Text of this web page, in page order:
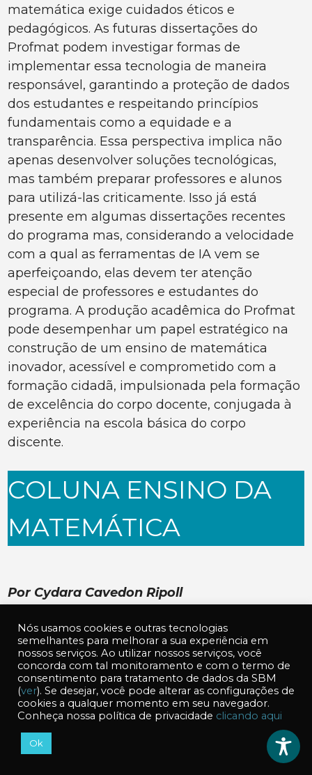
matemática exige cuidados éticos e
pedagógicos. As futuras dissertações do
Profmat podem investigar formas de
implementar essa tecnologia de maneira
responsável, garantindo a proteção de dados
dos estudantes e respeitando princípios
fundamentais como a equidade e a
transparência. Essa perspectiva implica não
apenas desenvolver soluções tecnológicas,
mas também preparar professores e alunos
para utilizá-las criticamente. Isso já está
presente em algumas dissertações recentes
do programa mas, considerando a velocidade
com a qual as ferramentas de IA vem se
aperfeiçoando, elas devem ter atenção
especial de professores e estudantes do
programa. A produção acadêmica do Profmat
pode desempenhar um papel estratégico na
construção de um ensino de matemática
inovador, acessível e comprometido com a
formação cidadã, impulsionada pela formação
de excelência do corpo docente, conjugada à
experiência na escola básica do corpo
discente.
COLUNA ENSINO DA
MATEMÁTICA
Por Cydara Cavedon Ripoll
Convido Luísa Rodríguez Doering e
Franciele Meinerz Wermann para
apresentarem o material concreto ábaco
(mencionado na BNCC) para o estudo dos
números inteiros e sua experiência com
estudantes da Educação Básica. Luísa é
professora da UFRGS, ligada ao Programa de
Mestrado em Ensino de Matemática e
Nós usamos cookies e outras tecnologias
semelhantes para melhorar a sua experiência em
nossos serviços. Ao utilizar nossos serviços, você
concorda com tal monitoramento e com o termo de
consentimento para tratamento de dados da SBM
(ver). Se desejar, você pode alterar as configurações de
cookies a qualquer momento em seu navegador.
Conheça nossa política de privacidade clicando aqui
Ok